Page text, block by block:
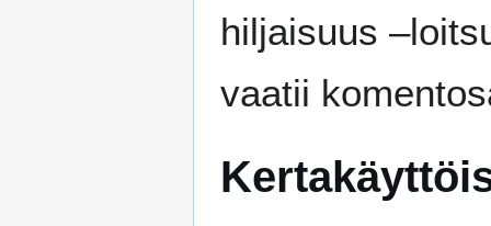
hiljaisuus
vaatii